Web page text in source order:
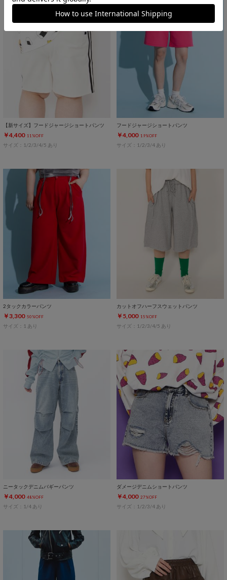
【新サイズ】フードジャージショートパンツ
￥4,400 11%OFF
サイズ：1/2/3/4/5 あり
フードジャージショートパンツ
￥4,000 19%OFF
サイズ：1/2/3/4 あり
2タックカラーパンツ
￥3,300 50%OFF
サイズ：1 あり
カットオフハーフスウェットパンツ
￥5,000 15%OFF
サイズ：1/2/3/4/5 あり
ニータックデニムバギーパンツ
￥4,000 48%OFF
サイズ：1/4 あり
ダメージデニムショートパンツ
￥4,000 27%OFF
サイズ：1/2/3/4 あり